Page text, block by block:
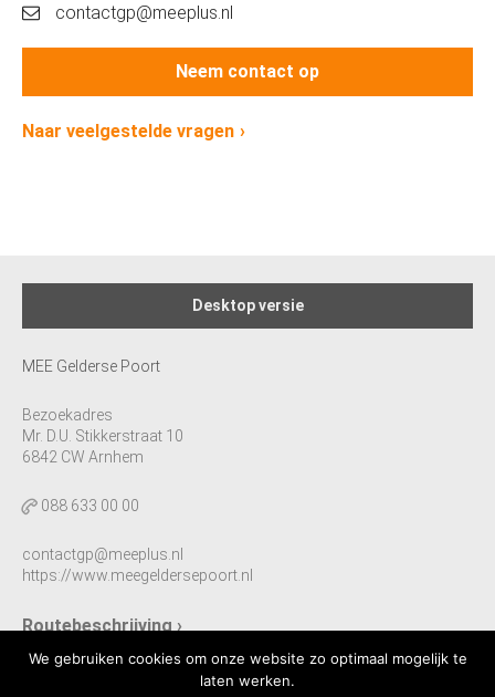
contactgp@meeplus.nl
Neem contact op
Naar veelgestelde vragen
Desktop versie
MEE Gelderse Poort
Bezoekadres
Mr. D.U. Stikkerstraat 10
6842 CW Arnhem
088 633 00 00
contactgp@meeplus.nl
https://www.meegeldersepoort.nl
Routebeschrijving ›
We gebruiken cookies om onze website zo optimaal mogelijk te
laten werken.